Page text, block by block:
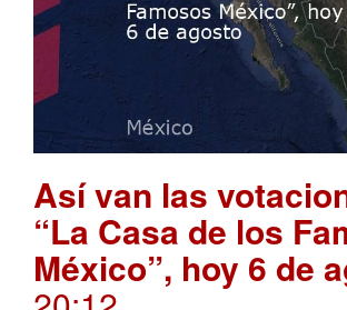
Así van las
“La Casa de los
México”, hoy 6 de